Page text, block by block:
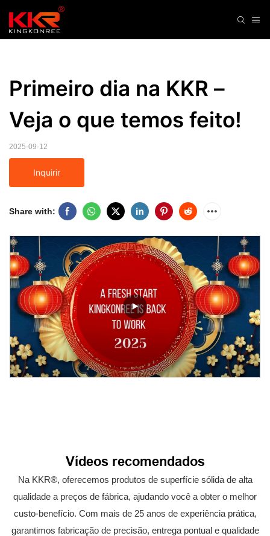
Primeiro dia na KKR –
Veja o que temos feito!
2025-09-12
Inquirir
Share with:
Vídeos recomendados
Na KKR®, oferecemos produtos de superfície sólida de alta
qualidade a preços de fábrica, ajudando você a obter o melhor
custo-benefício. Com mais de 25 anos de experiência prática,
garantimos fabricação de precisão, entrega pontual e qualidade